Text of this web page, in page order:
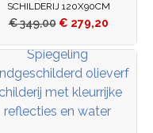
SCHILDERIJ 120X90CM
€349,00 € 279,20